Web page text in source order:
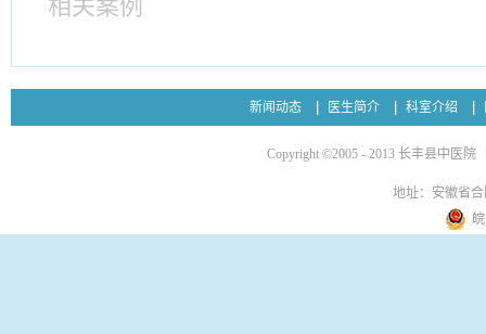
相关案例
新闻动态 医生简介 科室介绍
Copyright ©2005 - 2013 长丰县中医院
地址：安徽省